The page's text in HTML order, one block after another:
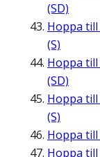
(SD)
Hoppa till
(S)
Hoppa till
(SD)
Hoppa till
(S)
Hoppa till
Hoppa till